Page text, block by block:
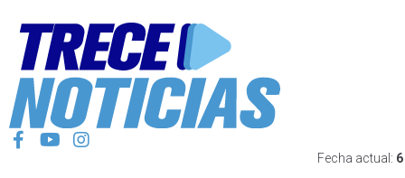
Fecha actual: